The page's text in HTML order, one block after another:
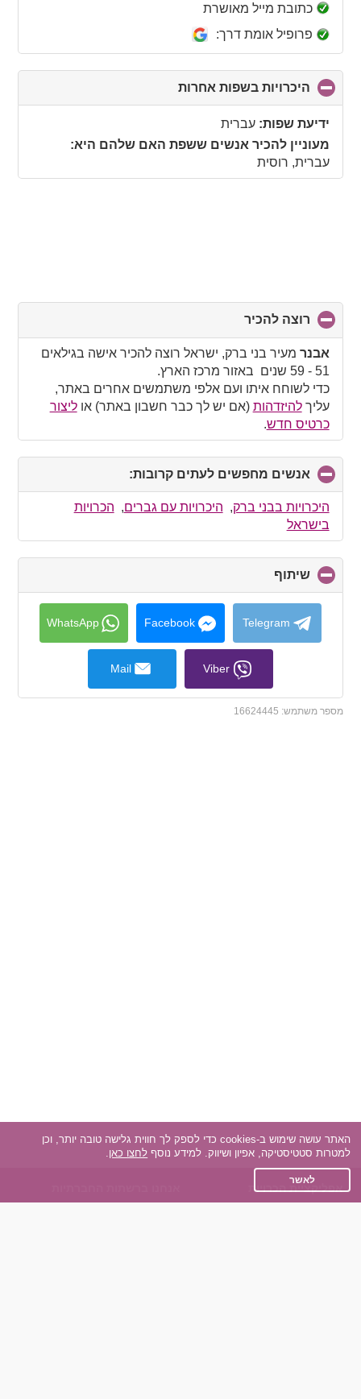
כתובת מייל מאושרת
פרופיל אומת דרך:
היכרויות בשפות אחרות
to
ידיעת שפות: עברית
מעוניין להכיר אנשים ששפת האם שלהם היא:
עברית, רוסית
רוצה להכיר
to
collapse
contents
אבנר מעיר בני ברק, ישראל רוצה להכיר אישה בגילאים
51 - 59 שנים באזור מרכז הארץ.
כדי לשוחח איתו ועם אלפי משתמשים אחרים באתר,
עליךלהיזדהות (אם יש לך כבר חשבון באתר) אוליצור
כרטיס חדש.
אנשים מחפשים לעתים קרובות:
to
collapse
היכרויות בבני ברק, היכרויות עם גברים, הכרויות
בישראל
שיתוף
to
collapse
contents
Telegram
Facebook
WhatsApp
Viber
Mail
מספר משתמש: 16624445
אפליקציית הכרויות
האתר עושה שימוש ב-cookies כדי לספק לך חווית גלישה טובה יותר, וכן
למטרות סטטיסטיקה, אפיון ושיווק. למידע נוסף לחצו כאן.
לאשר